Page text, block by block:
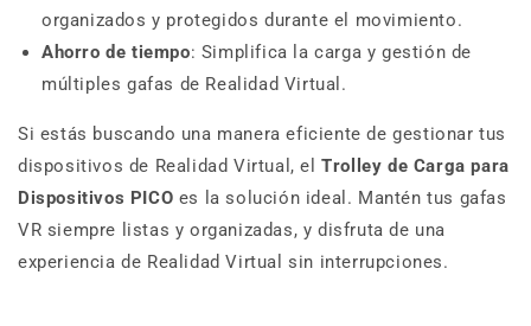
organizados y protegidos durante el movimiento.
Ahorro de tiempo: Simplifica la carga y gestión de
múltiples gafas de Realidad Virtual.
Si estás buscando una manera eficiente de gestionar tus
dispositivos de Realidad Virtual, elTrolley de Carga para
Dispositivos PICO es la solución ideal. Mantén tus gafas
VR siempre listas y organizadas, y disfruta de una
experiencia de Realidad Virtual sin interrupciones.